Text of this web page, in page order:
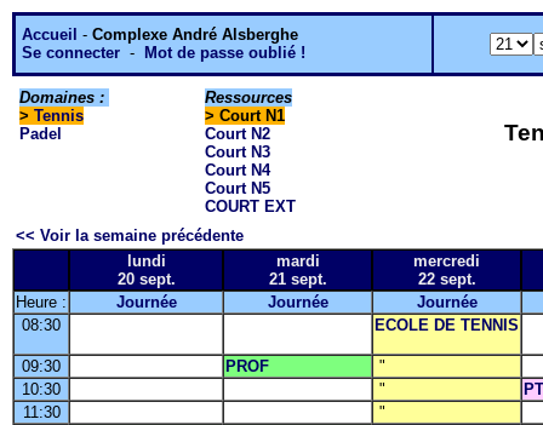
Accueil - Complexe André Alsberghe
Se connecter - Mot de passe oublié !
Domaines :
> Tennis
Padel
Ressources
> Court N1
Court N2
Court N3
Court N4
Court N5
COURT EXT
<< Voir la semaine précédente
lundi
20 sept.
mardi
21 sept.
mercredi
22 sept.
Heure :
Journée Journée
Journée
08:30
ECOLE DE TENNIS
09:30 PROF
"
10:30
"
11:30
"